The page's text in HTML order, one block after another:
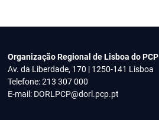
Organização Regional de Lisboa do PCP
Av. da Liberdade, 170 | 1250-141 Lisboa
Telefone: 213 307 000
E-mail: DORLPCP@dorl.pcp.pt